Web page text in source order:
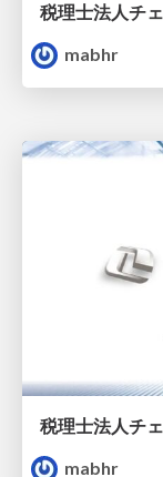
税理士法人チ
mabhr
税理士法人チ
mabhr